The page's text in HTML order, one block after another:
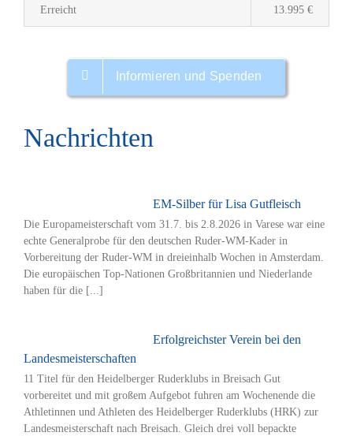
Erreicht 13.995 €
Informieren und Spenden
Nachrichten
EM-Silber für Lisa Gutfleisch
Die Europameisterschaft vom 31.7. bis 2.8.2026 in Varese war eine
echte Generalprobe für den deutschen Ruder-WM-Kader in
Vorbereitung der Ruder-WM in dreieinhalb Wochen in Amsterdam.
Die europäischen Top-Nationen Großbritannien und Niederlande
haben für die [...]
Erfolgreichster Verein bei den
Landesmeisterschaften
11 Titel für den Heidelberger Ruderklubs in Breisach Gut
vorbereitet und mit großem Aufgebot fuhren am Wochenende die
Athletinnen und Athleten des Heidelberger Ruderklubs (HRK) zur
Landesmeisterschaft nach Breisach. Gleich drei voll bepackte